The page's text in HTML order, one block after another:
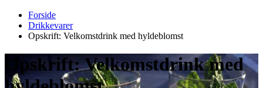
Forside
Drikkevarer
Opskrift: Velkomstdrink med hyldeblomst
Opskrift: Velkomstdrink med